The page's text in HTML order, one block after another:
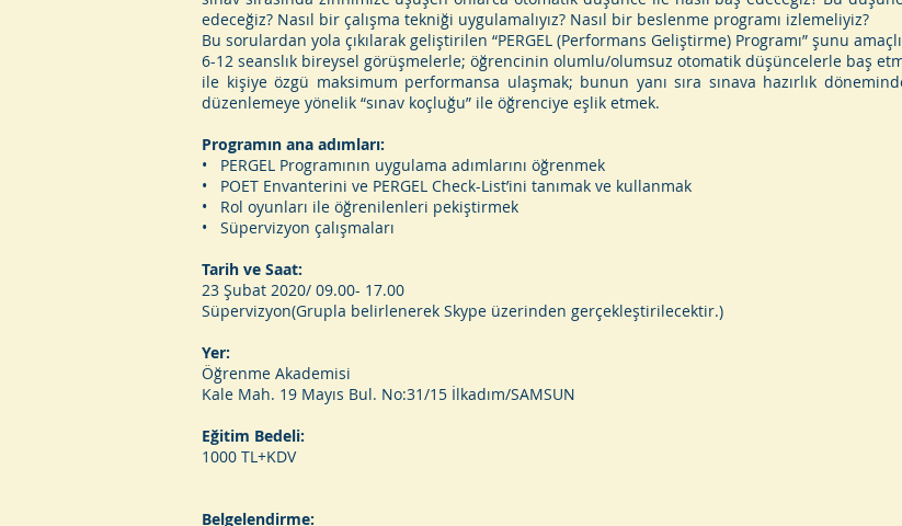
edeceğiz? Nasıl bir çalışma tekniği uygulamalıyız? Nasıl bir beslenme programı izlemeliyiz?
Bu sorulardan yola çıkılarak geliştirilen “PERGEL (Performans Geliştirme) Programı” şunu
6-12 seanslık bireysel görüşmelerle; öğrencinin olumlu/olumsuz otomatik düşüncelerle baş
ile kişiye özgü maksimum performansa ulaşmak; bunun yanı sıra sınava hazırlık
düzenlemeye yönelik “sınav koçluğu” ile öğrenciye eşlik etmek.
Programın ana adımları:
• PERGEL Programının uygulama adımlarını öğrenmek
• POET Envanterini ve PERGEL Check-List’ini tanımak ve kullanmak
• Rol oyunları ile öğrenilenleri pekiştirmek
• Süpervizyon çalışmaları
Tarih ve Saat:
23 Şubat 2020/ 09.00- 17.00
Süpervizyon(Grupla belirlenerek Skype üzerinden gerçekleştirilecektir.)
Yer:
Öğrenme Akademisi
Kale Mah. 19 Mayıs Bul. No:31/15 İlkadım/SAMSUN
Eğitim Bedeli:
1000 TL+KDV
Belgelendirme: